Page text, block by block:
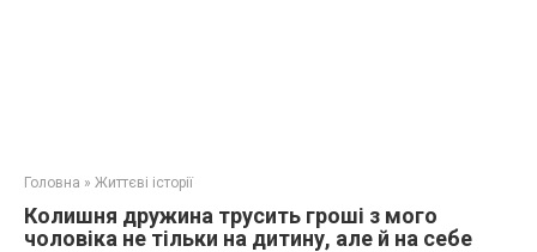
Головна » Життєві історії
Колишня дружина трусить гроші з мого
чоловіка не тільки на дитину, але й на себе